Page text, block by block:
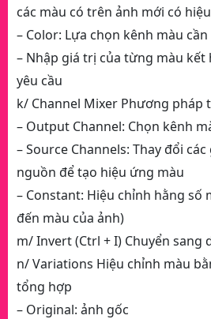
các màu có trên ảnh mới có
– Color: Lựa chọn kênh màu
– Nhập giá trị của từng màu kết
yêu cầu
k/ Channel Mixer Phương pháp
– Output Channel: Chọn kênh
– Source Channels: Thay đổi
nguồn để tạo hiệu ứng màu
– Constant: Hiệu chỉnh hằng số
đến màu của ảnh)
m/ Invert (Ctrl + I) Chuyển sang
n/ Variations Hiệu chỉnh màu
tổng hợp
– Original: ảnh gốc